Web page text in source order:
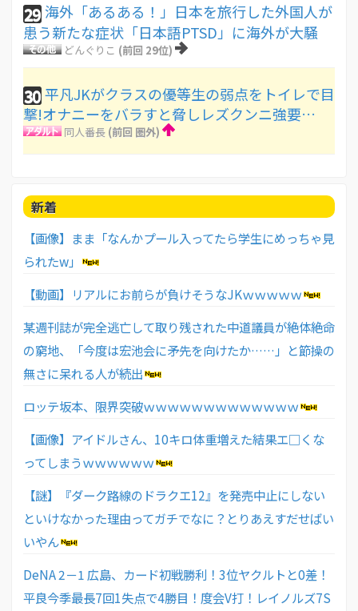
29 海外「あるある！」日本を旅行した外国人が
患う新たな症状「日本語PTSD」に海外が大騒
どんぐりこ (前回 29位)
30平凡JKがクラスの優等生の弱点をトイレで目
撃!オナニーをバラすと脅しレズクンニ強要…
同人番長 (前回 圏外)
新着
【画像】まま「なんかプール入ってたら学生にめっちゃ見
られたw」
【動画】リアルにお前らが負けそうなJKｗｗｗｗｗ
某週刊誌が完全逃亡して取り残された中道議員が絶体絶命
の窮地、「今度は宏池会に矛先を向けたか……」と節操の
無さに呆れる人が続出
ロッテ坂本、限界突破ｗｗｗｗｗｗｗｗｗｗｗｗｗ
【画像】アイドルさん、10キロ体重増えた結果エ□くな
ってしまうｗｗｗｗｗｗ
【謎】『ダーク路線のドラクエ12』を発売中止にしない
といけなかった理由ってガチでなに？とりあえすだせばい
いやん
DeNA 2－1 広島、カード初戦勝利！3位ヤクルトと0差！
平良今季最長7回1失点で4勝目！度会V打！レイノルズ7S